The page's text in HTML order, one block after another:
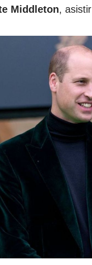
Middleton,